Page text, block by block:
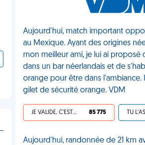
Aujourd'hui, match important
au Mexique. Ayant des origines
mon meilleur ami, je lui ai proposé
dans un bar néerlandais et de
orange pour être dans l'ambiance.
gilet de sécurité orange. VDM
JE VALIDE, C'EST UNE VDM 85 775
Aujourd'hui, randonnée de 21 km